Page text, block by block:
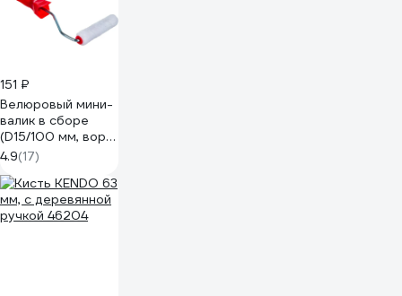
151 ₽
Велюровый мини-
валик в сборе
(D15/100 мм, ворс
4 мм, бюгель 6 мм)
КЕДР 043-1510
25948
4.9(17)